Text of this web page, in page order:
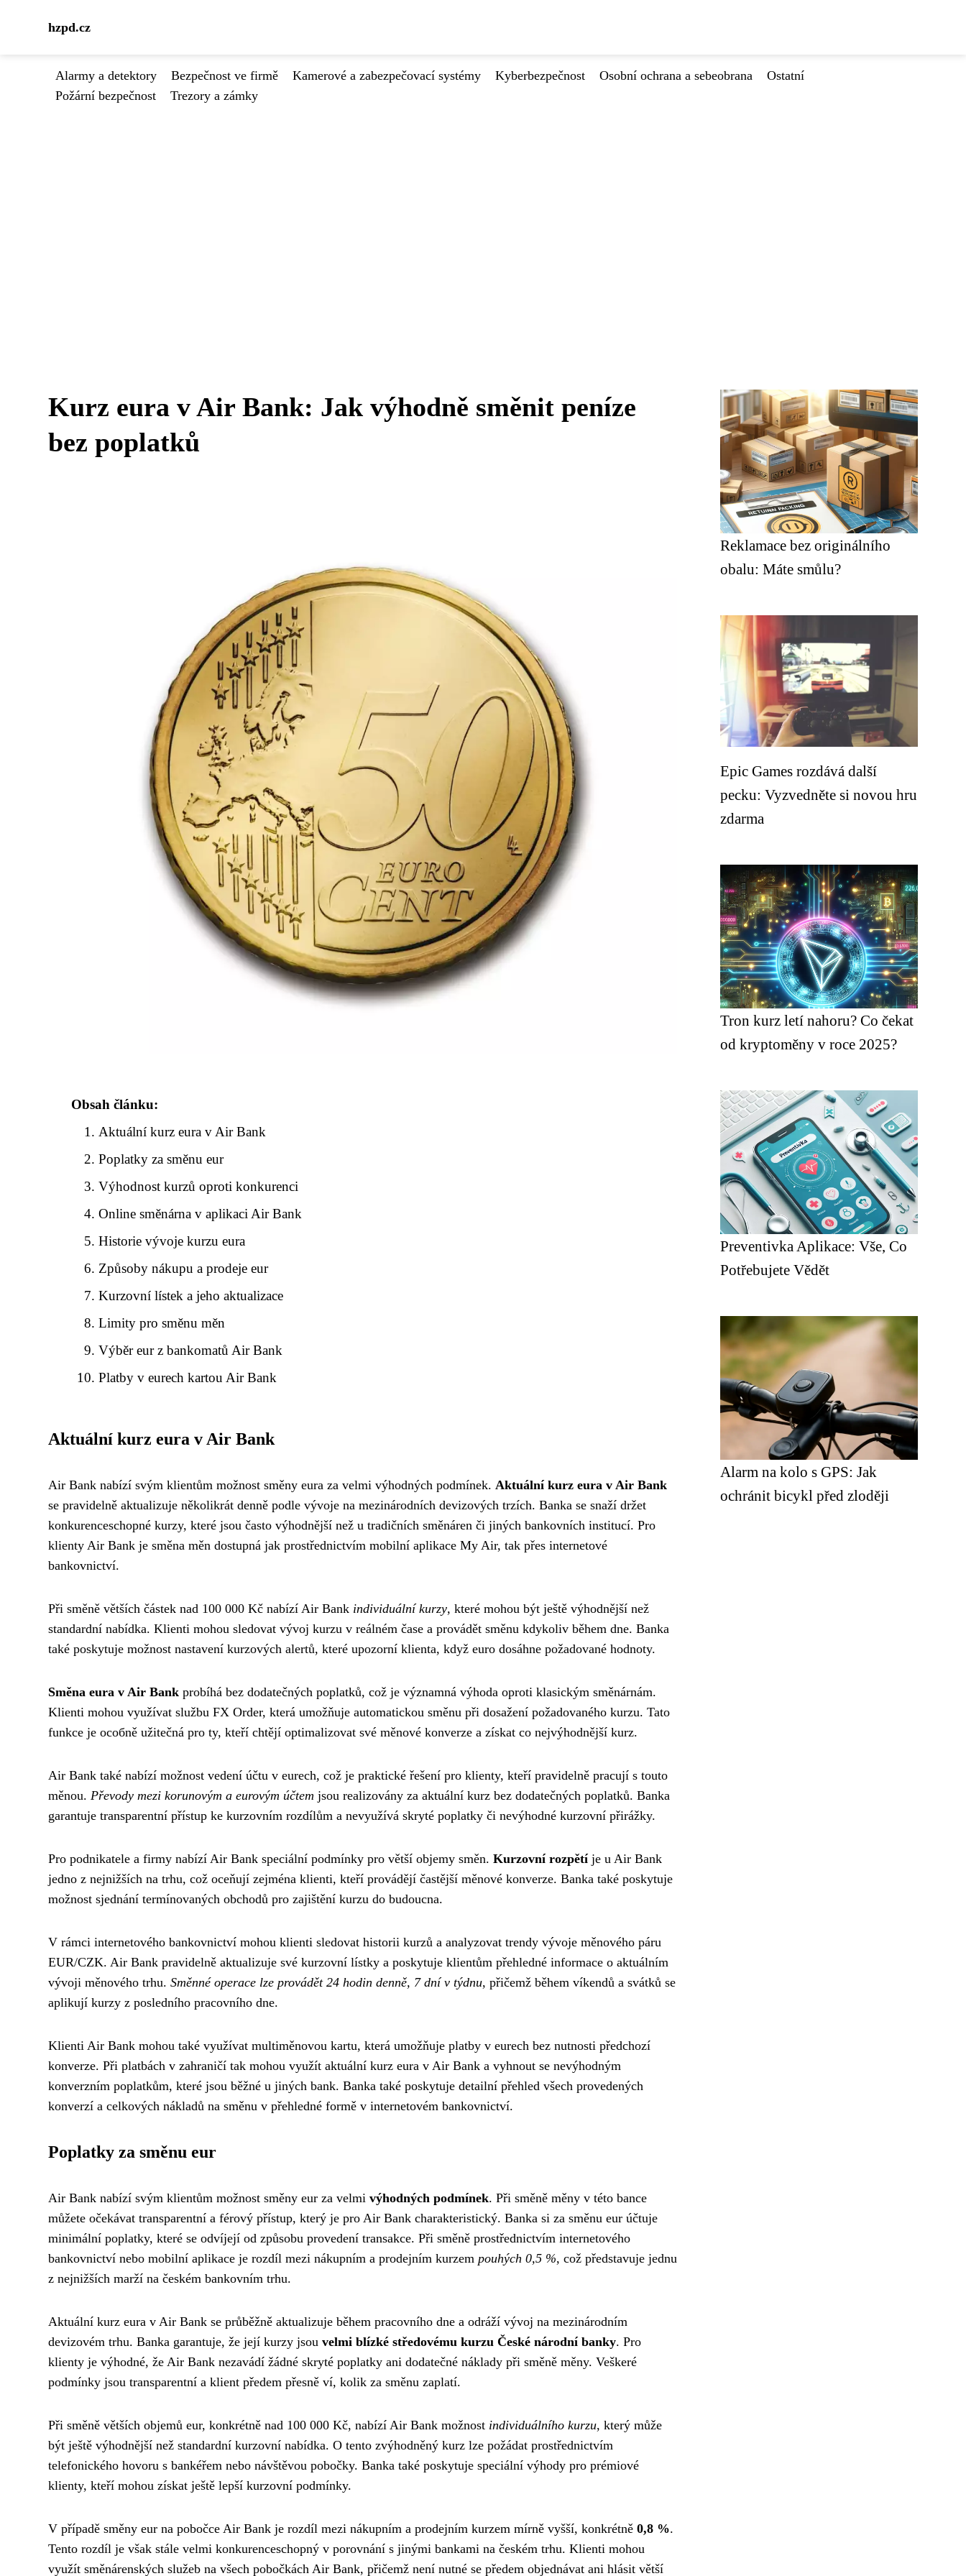
hzpd.cz
Alarmy a detektory Bezpečnost ve firmě Kamerové a zabezpečovací systémy Kyberbezpečnost Osobní ochrana a sebeobrana
Ostatní
Požární bezpečnost
Trezory a zámky
Kurz eura v Air Bank: Jak výhodně směnit peníze
bez poplatků
Obsah článku:
Aktuální kurz eura v Air Bank
Poplatky za směnu eur
Výhodnost kurzů oproti konkurenci
Online směnárna v aplikaci Air Bank
Historie vývoje kurzu eura
Způsoby nákupu a prodeje eur
Kurzovní lístek a jeho aktualizace
Limity pro směnu měn
Výběr eur z bankomatů Air Bank
Platby v eurech kartou Air Bank
Aktuální kurz eura v Air Bank
Air Bank nabízí svým klientům možnost směny eura za velmi výhodných podmínek. Aktuální kurz eura v Air Bank
se pravidelně aktualizuje několikrát denně podle vývoje na mezinárodních devizových trzích. Banka se snaží držet
konkurenceschopné kurzy, které jsou často výhodnější než u tradičních směnáren či jiných bankovních institucí. Pro
klienty Air Bank je směna měn dostupná jak prostřednictvím mobilní aplikace My Air, tak přes internetové
bankovnictví.
Při směně větších částek nad 100 000 Kč nabízí Air Bank individuální kurzy, které mohou být ještě výhodnější než
standardní nabídka. Klienti mohou sledovat vývoj kurzu v reálném čase a provádět směnu kdykoliv během dne. Banka
také poskytuje možnost nastavení kurzových alertů, které upozorní klienta, když euro dosáhne požadované hodnoty.
Směna eura v Air Bank probíhá bez dodatečných poplatků, což je významná výhoda oproti klasickým směnárnám.
Klienti mohou využívat službu FX Order, která umožňuje automatickou směnu při dosažení požadovaného kurzu. Tato
funkce je особně užitečná pro ty, kteří chtějí optimalizovat své měnové konverze a získat co nejvýhodnější kurz.
Air Bank také nabízí možnost vedení účtu v eurech, což je praktické řešení pro klienty, kteří pravidelně pracují s touto
měnou. Převody mezi korunovým a eurovým účtem jsou realizovány za aktuální kurz bez dodatečných poplatků. Banka
garantuje transparentní přístup ke kurzovním rozdílům a nevyužívá skryté poplatky či nevýhodné kurzovní přirážky.
Pro podnikatele a firmy nabízí Air Bank speciální podmínky pro větší objemy směn. Kurzovní rozpětíje u Air Bank
jedno z nejnižších na trhu, což oceňují zejména klienti, kteří provádějí častější měnové konverze. Banka také poskytuje
možnost sjednání termínovaných obchodů pro zajištění kurzu do budoucna.
V rámci internetového bankovnictví mohou klienti sledovat historii kurzů a analyzovat trendy vývoje měnového páru
EUR/CZK. Air Bank pravidelně aktualizuje své kurzovní lístky a poskytuje klientům přehledné informace o aktuálním
vývoji měnového trhu. Směnné operace lze provádět 24 hodin denně, 7 dní v týdnu, přičemž během víkendů a svátků se
aplikují kurzy z posledního pracovního dne.
Klienti Air Bank mohou také využívat multiměnovou kartu, která umožňuje platby v eurech bez nutnosti předchozí
konverze. Při platbách v zahraničí tak mohou využít aktuální kurz eura v Air Bank a vyhnout se nevýhodným
konverzním poplatkům, které jsou běžné u jiných bank. Banka také poskytuje detailní přehled všech provedených
konverzí a celkových nákladů na směnu v přehledné formě v internetovém bankovnictví.
Poplatky za směnu eur
Air Bank nabízí svým klientům možnost směny eur za velmi výhodných podmínek. Při směně měny v této bance
můžete očekávat transparentní a férový přístup, který je pro Air Bank charakteristický. Banka si za směnu eur účtuje
minimální poplatky, které se odvíjejí od způsobu provedení transakce. Při směně prostřednictvím internetového
bankovnictví nebo mobilní aplikace je rozdíl mezi nákupním a prodejním kurzem pouhých 0,5 %, což představuje jednu
z nejnižších marží na českém bankovním trhu.
Aktuální kurz eura v Air Bank se průběžně aktualizuje během pracovního dne a odráží vývoj na mezinárodním
devizovém trhu. Banka garantuje, že její kurzy jsou velmi blízké středovému kurzu České národní banky. Pro
klienty je výhodné, že Air Bank nezavádí žádné skryté poplatky ani dodatečné náklady při směně měny. Veškeré
podmínky jsou transparentní a klient předem přesně ví, kolik za směnu zaplatí.
Při směně větších objemů eur, konkrétně nad 100 000 Kč, nabízí Air Bank možnost individuálního kurzu, který může
být ještě výhodnější než standardní kurzovní nabídka. O tento zvýhodněný kurz lze požádat prostřednictvím
telefonického hovoru s bankéřem nebo návštěvou pobočky. Banka také poskytuje speciální výhody pro prémiové
klienty, kteří mohou získat ještě lepší kurzovní podmínky.
V případě směny eur na pobočce Air Bank je rozdíl mezi nákupním a prodejním kurzem mírně vyšší, konkrétně 0,8 %.
Tento rozdíl je však stále velmi konkurenceschopný v porovnání s jinými bankami na českém trhu. Klienti mohou
využít směnárenských služeb na všech pobočkách Air Bank, přičemž není nutné se předem objednávat ani hlásit větší
Reklamace bez originálního
obalu: Máte smůlu?
Epic Games rozdává další
pecku: Vyzvedněte si novou hru
zdarma
Tron kurz letí nahoru? Co čekat
od kryptoměny v roce 2025?
Preventivka Aplikace: Vše, Co
Potřebujete Vědět
Alarm na kolo s GPS: Jak
ochránit bicykl před zloději